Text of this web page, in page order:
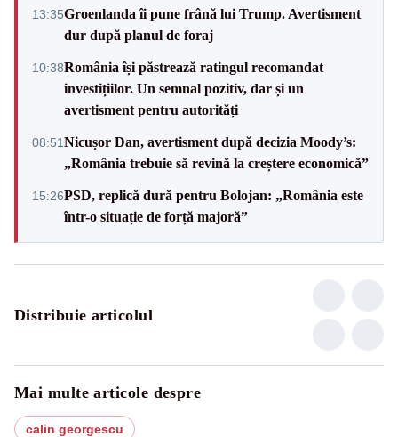
13:35Groenlanda îi pune frână lui Trump. Avertisment
dur după planul de foraj
10:38România își păstrează ratingul recomandat
investițiilor. Un semnal pozitiv, dar și un
avertisment pentru autorități
08:51Nicușor Dan, avertisment după decizia Moody’s:
„România trebuie să revină la creștere economică”
15:26PSD, replică dură pentru Bolojan: „România este
într-o situație de forță majoră”
Distribuie articolul
Mai multe articole despre
calin georgescu